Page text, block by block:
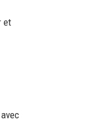
et